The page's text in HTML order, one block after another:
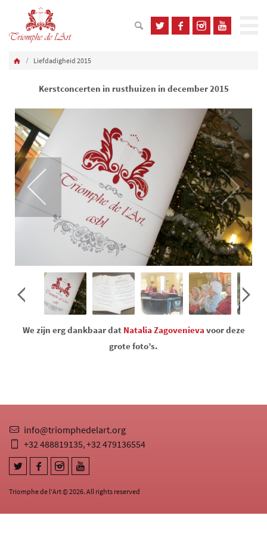
Liefdadigheid 2015
Kerstconcerten in rusthuizen in december 2015
We zijn erg dankbaar dat Natalia Zagovenieva voor deze
grote foto’s.
Triomphe de l'Art © 2026. All rights reserved
info@triomphedelart.org
+32 488819135,+32 479136554